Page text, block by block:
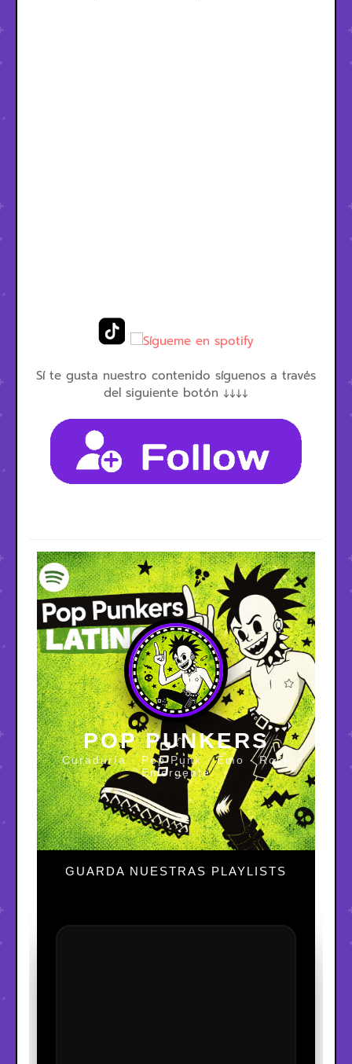
Sí te gusta nuestro contenido síguenos a través
del siguiente botón ↓↓↓↓
POP PUNKERS
Curaduría · Pop Punk · Emo · Rock
Emergente
GUARDA NUESTRAS PLAYLISTS